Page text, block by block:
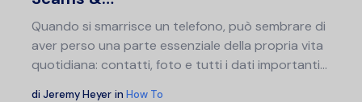
Quando si smarrisce un telefono, può sembrare di
aver perso una parte essenziale della propria vita
quotidiana: contatti, foto e tutti i dati importanti...
di Jeremy Heyer in How To